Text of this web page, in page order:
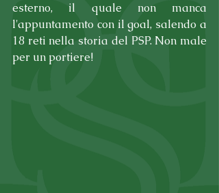
esterno, il quale non manca
l'appuntamento con il goal, salendo a
18 reti nella storia del PSP. Non male
per un portiere!